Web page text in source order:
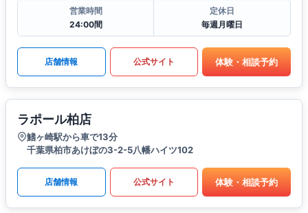
営業時間
24:00間
定休日
毎週月曜日
店舗情報 公式サイト 体験・相談予約
ラポール柏店
鰭ヶ崎駅から車で13分
千葉県柏市あけぼの3-2-5八幡ハイツ102
店舗情報 公式サイト 体験・相談予約